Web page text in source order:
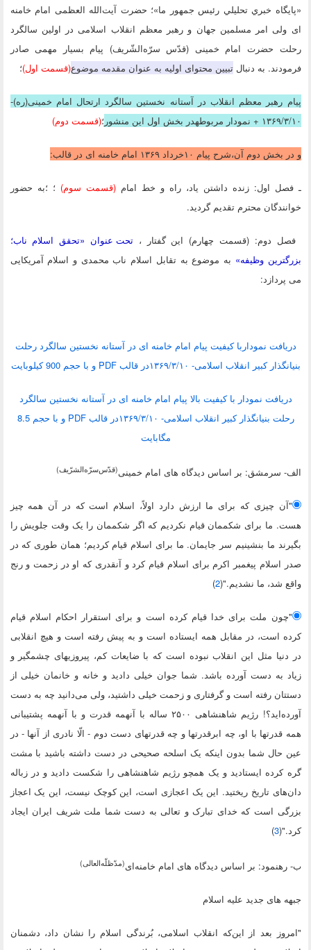
«پايگاه خبري تحليلي رئيس جمهور ما»؛ حضرت آیت‌الله العظمی امام خامنه
ای ولی امر مسلمین جهان و رهبر معظم انقلاب اسلامی در اولین سالگرد
رحلت حضرت امام خمینی (قدّس سرّه‌الشّریف) پیام بسیار مهمی صادر
فرمودند. به دنبالتبیین محتوای اولیه به عنوان مقدمه موضوع(قسمت اول)؛
پیام رهبر معظم انقلاب در آستانه نخستین سالگرد ارتحال امام خمینی(ره)-
۱۳۶۹/۳/۱۰ + نمودار مربوطه
در بخش اول این منشور ؛(قسمت دوم)
و در بخش دوم آن،شرح پیام ۱۰خرداد ۱۳۶۹ امام خامنه ای در قالب:
ـ فصل اول: زنده داشتن یاد، راه و خط امام(قسمت سوم) ؛ ؛به حضور
خوانندگان محترم تقدیم گردید.
فصل دوم: (قسمت چهارم) این گفتار ،تحت عنوان «تحقق اسلام ناب؛
بزرگترین وظیفه» به موضوع به تقابل اسلام ناب محمدی و اسلام آمریکایی
می پردازد:
دریافت نموداربا کیفیت پیام امام خامنه ای در آستانه نخستین سالگرد رحلت
بنیانگذار کبیر انقلاب اسلامی- ۱۳۶۹/۳/۱۰در قالب PDF و با حجم 900 کیلوبایت
دریافت نمودار با کیفیت بالا پیام امام خامنه ای در آستانه نخستین سالگرد
رحلت بنیانگذار کبیر انقلاب اسلامی- ۱۳۶۹/۳/۱۰در قالب PDF و با حجم 8.5
مگابایت
الف- سرمشق: بر اساس دیدگاه های امام خمینی(قدّس‌سرّه‌الشرّیف)
"آن چیزی که برای ما ارزش دارد اولاً، اسلام است که در آن همه چیز
هست. ما برای شکممان قیام نکردیم که اگر شکممان را یک وقت جلویش را
بگیرند ما بنشینیم سر جایمان. ما برای اسلام قیام کردیم؛ همان طوری که در
صدر اسلام پیغمبر اکرم برای اسلام قیام کرد و آنقدری که او در زحمت و رنج
واقع شد، ما نشدیم."(2
)
"چون ملت برای خدا قیام کرده است و برای استقرار احکام اسلام قیام
کرده است، در مقابل همه ایستاده است و به پیش رفته است و هیچ انقلابی
در دنیا مثل این انقلاب نبوده است که با ضایعات کم، پیروزیهای چشمگیر و
زیاد به دست آورده باشد. شما جوان خیلی دادید و خانه و خانمان خیلی از
دستتان رفته است و گرفتاری و زحمت خیلی داشتید، ولی می‌دانید چه به دست
آورده‌اید؟! رژیم شاهنشاهی ۲۵۰۰ ساله با آنهمه قدرت و با آنهمه پشتیبانی
همه قدرتها با او، چه ابرقدرتها و چه قدرتهای دست دوم - الّا نادری از آنها - در
عین حال شما بدون اینکه یک اسلحه صحیحی در دست داشته باشید با مشت
گره کرده ایستادید و یک همچو رژیم شاهنشاهی را شکست دادید و در زباله
دان‌های تاریخ ریختید. این یک اعجازی است، این کوچک نیست، این یک اعجاز
بزرگی است که خدای تبارک و تعالی به دست شما ملت شریف ایران ایجاد
کرد."(3
)
ب- رهنمود: بر اساس دیدگاه های امام خامنه‌ای(مدّظلّه‌العالی)
جبهه های جدید علیه اسلام
"امروز بعد از این‌که انقلاب اسلامی، بُرندگی اسلام را نشان داد، دشمنان